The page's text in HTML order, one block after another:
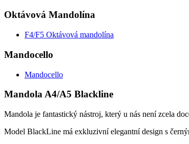
Oktávová Mandolína
F4/F5 Oktávová mandolína
Mandocello
Mandocello
Mandola A4/A5 Blackline
Mandola je fantastický nástroj, který u nás není zcela
Model BlackLine má exkluzivní elegantní design s